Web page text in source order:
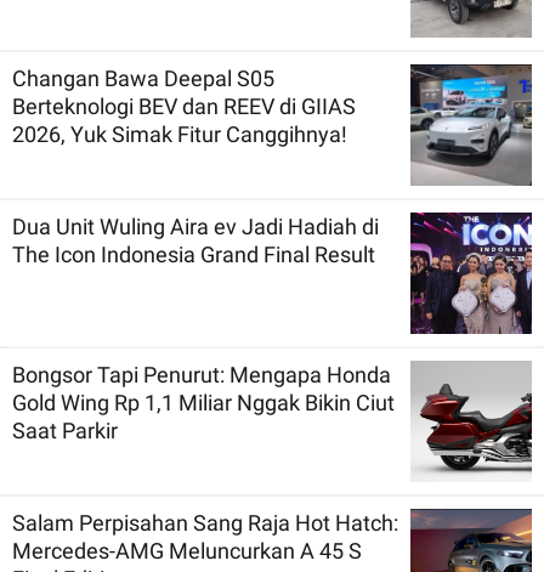
Changan Bawa Deepal S05
Berteknologi BEV dan REEV di GIIAS
2026, Yuk Simak Fitur Canggihnya!
Dua Unit Wuling Aira ev Jadi Hadiah di
The Icon Indonesia Grand Final Result
Bongsor Tapi Penurut: Mengapa Honda
Gold Wing Rp 1,1 Miliar Nggak Bikin Ciut
Saat Parkir
Salam Perpisahan Sang Raja Hot Hatch:
Mercedes-AMG Meluncurkan A 45 S